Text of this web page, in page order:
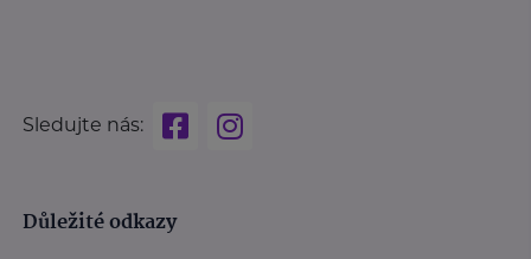
Sledujte nás:
Důležité odkazy